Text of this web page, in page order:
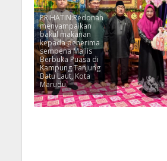
PRIHATIN:Redonah
menyampaikan
bakul makanan
kepada penerima
sempena Majlis
Berbuka Puasa di
Kampung Tanjung
Batu Laut, Kota
Marudu.